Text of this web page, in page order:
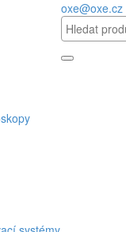
oxe@oxe.cz